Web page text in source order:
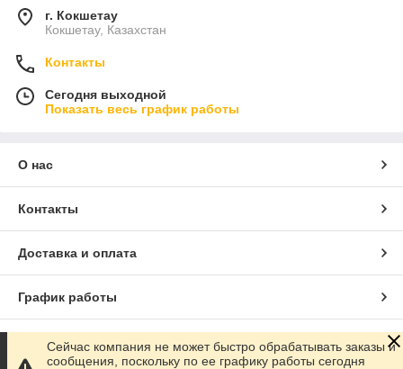
г. Кокшетау
Кокшетау, Казахстан
Контакты
Сегодня выходной
Показать весь график работы
О нас
Контакты
Доставка и оплата
График работы
Полная версия сайта
Сейчас компания не может быстро обрабатывать заказы и
сообщения, поскольку по ее графику работы сегодня